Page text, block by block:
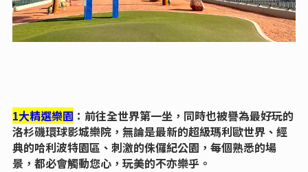
1大精選樂園 ：前往全世界第一坐，同時也被譽為最好玩的
洛杉磯環球影城樂院，無論是最新的超級瑪利歐世界、經
典的哈利波特園區、刺激的侏儸紀公園，每個熟悉的場
景，都必會觸動您心，玩美的不亦樂乎。